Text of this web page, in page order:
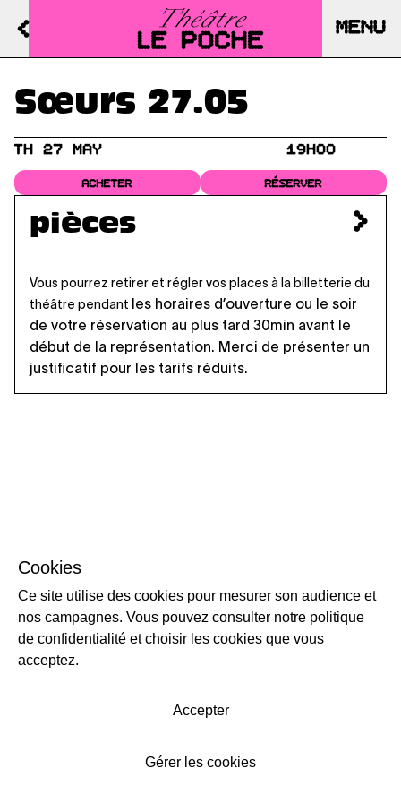
Cookies
Ce site utilise des cookies pour mesurer son audience et
nos campagnes. Vous pouvez consulter notre politique
de confidentialité et choisir les cookies que vous
acceptez.
Accepter
Gérer les cookies
MENU
Sœurs 27.05
pièces
Vous pourrez retirer et régler vos places à la billetterie du
théâtre pendant les horaires d’ouverture ou le soir
de votre réservation au plus tard 30min avant le
début de la représentation. Merci de présenter un
justificatif pour les tarifs réduits.
TH 27 MAY 19H00
ACHETER RÉSERVER